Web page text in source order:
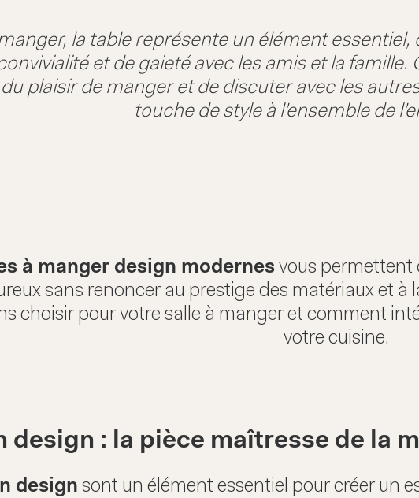
la table représente un élément
et de gaieté avec les amis et la
plaisir de manger et de discuter avec les
touche de style à l’ensemble de
à manger design modernes vous permettent
sans renoncer au prestige des matériaux et
choisir pour votre salle à manger et comment
votre cuisine.
design : la pièce maîtresse de la
design sont un élément essentiel pour créer un